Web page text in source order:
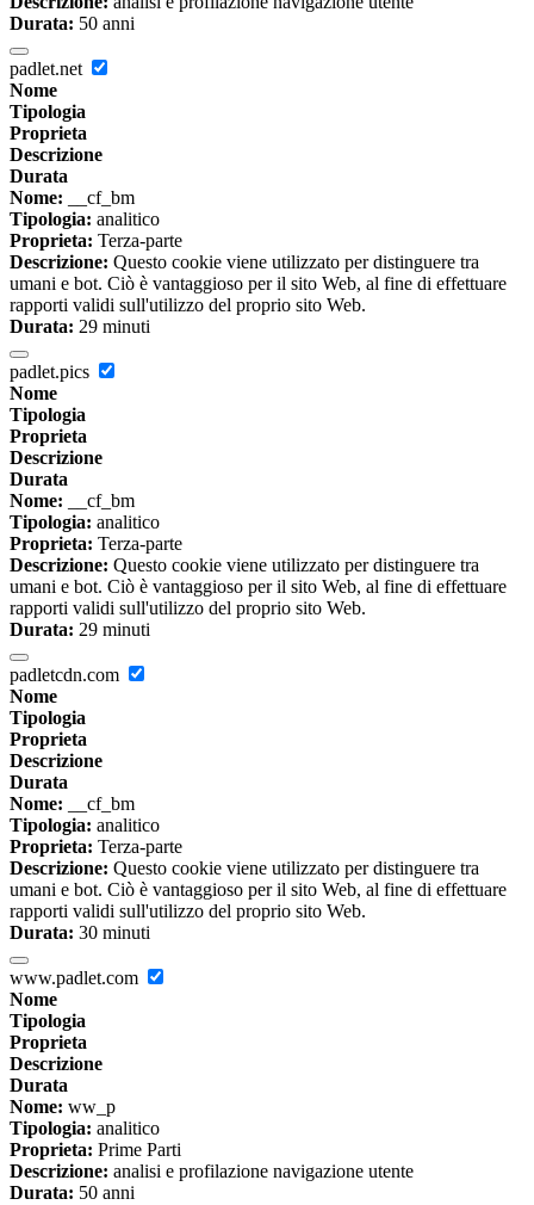
Durata: 50 anni
padlet.net
Nome
Tipologia
Proprieta
Descrizione
Durata
Nome: __cf_bm
Tipologia: analitico
Proprieta: Terza-parte
Descrizione: Questo cookie viene utilizzato per distinguere tra
umani e bot. Ciò è vantaggioso per il sito Web, al fine di effettuare
rapporti validi sull'utilizzo del proprio sito Web.
Durata: 29 minuti
padlet.pics
Nome
Tipologia
Proprieta
Descrizione
Durata
Nome: __cf_bm
Tipologia: analitico
Proprieta: Terza-parte
Descrizione: Questo cookie viene utilizzato per distinguere tra
umani e bot. Ciò è vantaggioso per il sito Web, al fine di effettuare
rapporti validi sull'utilizzo del proprio sito Web.
Durata: 29 minuti
padletcdn.com
Nome
Tipologia
Proprieta
Descrizione
Durata
Nome: __cf_bm
Tipologia: analitico
Proprieta: Terza-parte
Descrizione: Questo cookie viene utilizzato per distinguere tra
umani e bot. Ciò è vantaggioso per il sito Web, al fine di effettuare
rapporti validi sull'utilizzo del proprio sito Web.
Durata: 30 minuti
www.padlet.com
Nome
Tipologia
Proprieta
Descrizione
Durata
Nome: ww_p
Tipologia: analitico
Proprieta: Prime Parti
Descrizione: analisi e profilazione navigazione utente
Durata: 50 anni